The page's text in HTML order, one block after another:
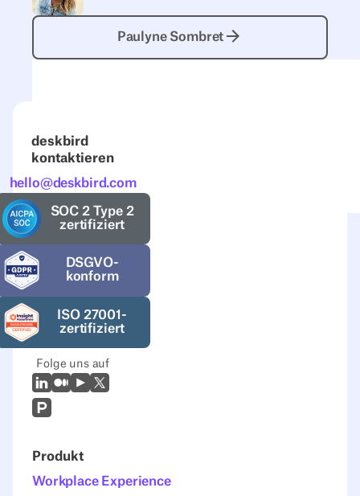
Paulyne Sombret
deskbird
kontaktieren
hello@deskbird.com
SOC 2 Type 2
zertifiziert
DSGVO-
konform
ISO 27001-
zertifiziert
Folge uns auf
LinkedIn
MittelYoutubeX (Twitter)
Prodcut Hunt
Produkt
Workplace Experience